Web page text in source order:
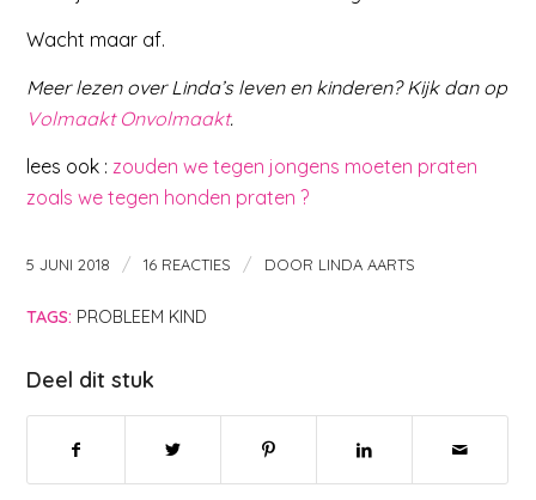
Wacht maar af.
Meer lezen over Linda’s leven en kinderen? Kijk dan op
Volmaakt Onvolmaakt.
lees ook : zouden we tegen jongens moeten praten
zoals we tegen honden praten ?
5 JUNI 2018 / 16 REACTIES / DOOR LINDA AARTS
TAGS: PROBLEEM KIND
Deel dit stuk